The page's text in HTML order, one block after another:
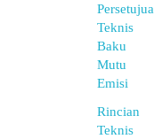
Teknis
Baku
Mutu
Emisi
Rincian
Teknis